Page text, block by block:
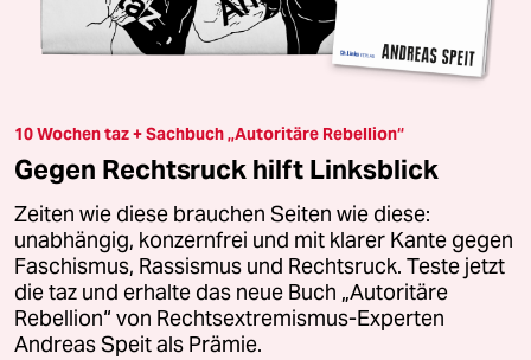
10 Wochen taz + Sachbuch „Autoritäre Rebellion“
Gegen Rechtsruck hilft Linksblick
Zeiten wie diese brauchen Seiten wie diese:
unabhängig, konzernfrei und mit klarer Kante gegen
Faschismus, Rassismus und Rechtsruck. Teste jetzt
die taz und erhalte das neue Buch „Autoritäre
Rebellion“ von Rechtsextremismus-Experten
Andreas Speit als Prämie.